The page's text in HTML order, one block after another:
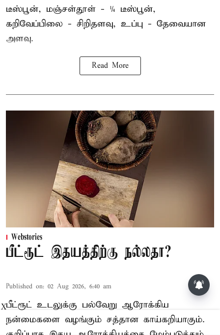
டீஸ்பூன், மஞ்சள்தூள் - ¼ டீஸ்பூன்,
கறிவேப்பிலை - சிறிதளவு, உப்பு - தேவையான
அளவு.
Read More
Webstories
பீட்ரூட் இதயத்திற்கு நல்லதா?
Published on: 02 Aug 2026, 6:40 am
பீட்ரூட் உடலுக்கு பல்வேறு ஆரோக்கிய
நன்மைகளை வழங்கும் சத்தான காய்கறியாகும்.
X